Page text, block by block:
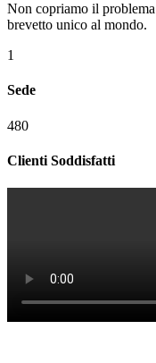
Non copriamo il
brevetto unico al mondo.
1
Sede
480
Clienti Soddisfatti